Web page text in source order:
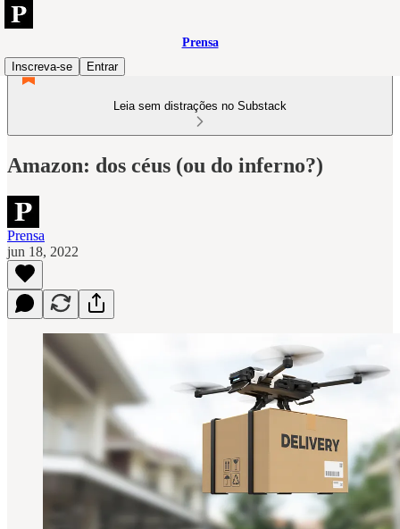
Prensa
Inscreva-se
Entrar
Leia sem distrações no Substack
Amazon: dos céus (ou do inferno?)
Prensa
jun 18, 2022